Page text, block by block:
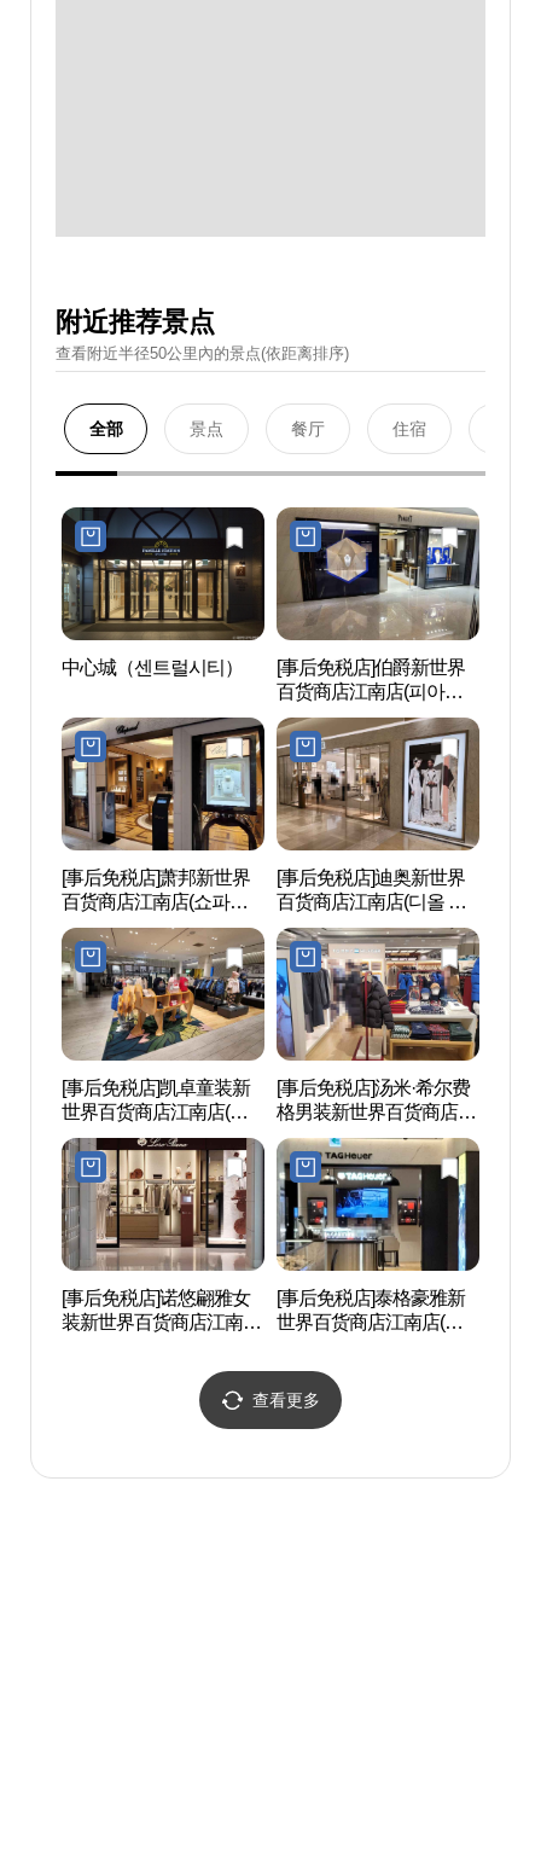
附近推荐景点
查看附近半径50公里內的景点(依距离排序)
全部 景点 餐厅 住宿
中心城（센트럴시티）
[事后免税店]伯爵新世界
百货商店江南店(피아제
신세계백화점 강남점)
[事后免税店]萧邦新世界
百货商店江南店(쇼파드
신세계백화점 강남점)
[事后免税店]迪奥新世界
百货商店江南店(디올 신
세계백화점 강남점)
[事后免税店]凯卓童装新
世界百货商店江南店(겐
조키즈 신세계백화점 강
남점)
[事后免税店]汤米·希尔费
格男装新世界百货商店江
南店(타미힐피거남성 신
세계백화점 강남점)
[事后免税店]诺悠翩雅女
装新世界百货商店江南店
[事后免税店]泰格豪雅新
世界百货商店江南店(태
강남점)
查看更多